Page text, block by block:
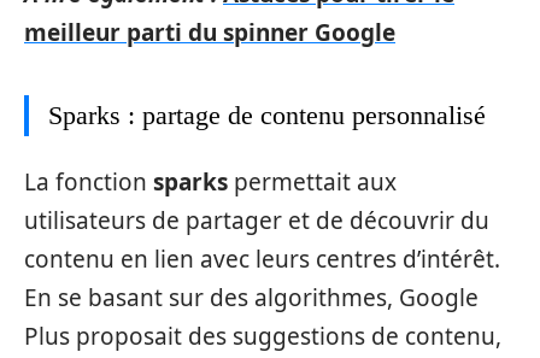
meilleur parti du spinner Google
Sparks : partage de contenu personnalisé
La fonction sparks permettait aux
utilisateurs de partager et de découvrir du
contenu en lien avec leurs centres d’intérêt.
En se basant sur des algorithmes, Google
Plus proposait des suggestions de contenu,